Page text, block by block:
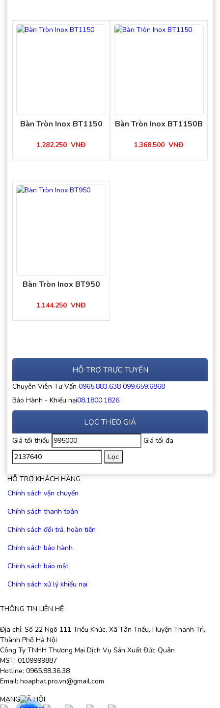
HỖ TRỢ TRỰC TUYẾN
Chuyên Viên Tư Vấn 0965.883.638 099.659.6868
Bảo Hành - Khiếu nại08.1800.1826
LỌC THEO GIÁ
Giá tối thiểu
Giá tối đa
Lọc
Bàn Tròn Inox BT1150
1.282.250 VNĐ
Bàn Tròn Inox BT1150B
1.368.500 VNĐ
Bàn Tròn Inox BT950
1.144.250 VNĐ
HỖ TRỢ KHÁCH HÀNG
Chính sách vận chuyển
Chính sách thanh toán
Chính sách đổi trả, hoàn tiền
Chính sách bảo hành
Chính sách bảo mật
Chính sách xử lý khiếu nại
THÔNG TIN LIÊN HỆ
Địa chỉ: Số 22 Ngõ 111 Triều Khúc, Xã Tân Triều, Huyện Thanh Trì,
Thành Phố Hà Nội
Công Ty TNHH Thương Mại Dịch Vụ Sản Xuất Đức Quân
MST: 0109999887
Hotline: 0965.88.36.38
Email: hoaphat.pro.vn@gmail.com
MẠNG XÃ HỘI